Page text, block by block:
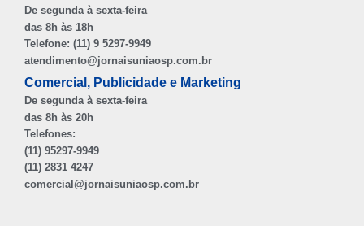
De segunda à sexta-feira
das 8h às 18h
Telefone: (11) 9 5297-9949
atendimento@jornaisuniaosp.com.br
Comercial, Publicidade e Marketing
De segunda à sexta-feira
das 8h às 20h
Telefones:
(11) 95297-9949
(11) 2831 4247
comercial@jornaisuniaosp.com.br